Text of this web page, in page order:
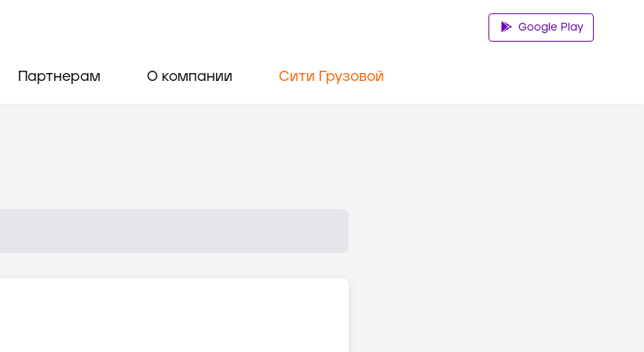
Google Play
Партнерам О компании Сити Грузовой